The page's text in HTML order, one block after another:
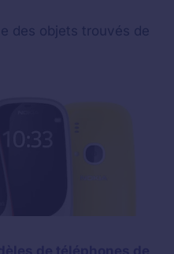
des objets trouvés de